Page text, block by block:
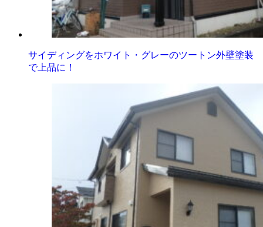
サイディングをホワイト・グレーのツートン外壁塗装
で上品に！